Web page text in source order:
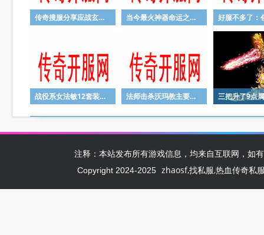
传奇搜服分享应战玄武神兽的活动玩法 当今最火神器命运之刃任务攻略
战役系女法敏12套装戏耍战士恶魔长袍邪术17 法师击杀沃玛教主要考虑什么？
注释：本站发布所有游戏信息，均来自互联网，如
Copyright 2024-2025 zhaosf,找私服,热血传奇私